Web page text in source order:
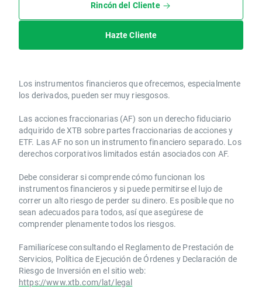
Rincón del Cliente
Hazte Cliente
Los instrumentos financieros que ofrecemos, especialmente
los derivados, pueden ser muy riesgosos.
Las acciones fraccionarias (AF) son un derecho fiduciario
adquirido de XTB sobre partes fraccionarias de acciones y
ETF. Las AF no son un instrumento financiero separado. Los
derechos corporativos limitados están asociados con AF.
Debe considerar si comprende cómo funcionan los
instrumentos financieros y si puede permitirse el lujo de
correr un alto riesgo de perder su dinero. Es posible que no
sean adecuados para todos, así que asegúrese de
comprender plenamente todos los riesgos.
Familiarícese consultando el Reglamento de Prestación de
Servicios, Política de Ejecución de Órdenes y Declaración de
Riesgo de Inversión en el sitio web:
https://www.xtb.com/lat/legal